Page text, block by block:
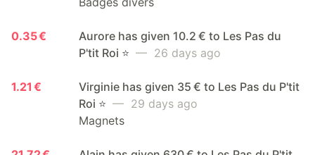
0.35 €
Aurore has given 10.2 € to Les Pas du
P'tit Roi ⭐️ — 26 days ago
1.21 €
Virginie has given 35 € to Les Pas du P'tit
Roi ⭐️ — 29 days ago
Magnets